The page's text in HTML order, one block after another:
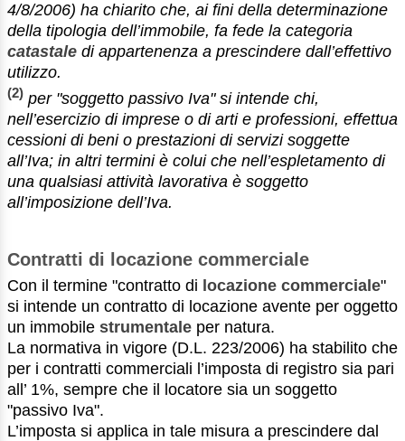
4/8/2006) ha chiarito che, ai fini della determinazione
della tipologia dell’immobile, fa fede la categoria
catastale di appartenenza a prescindere dall’effettivo
utilizzo.
(2) per "soggetto passivo Iva" si intende chi,
nell’esercizio di imprese o di arti e professioni, effettua
cessioni di beni o prestazioni di servizi soggette
all’Iva; in altri termini è colui che nell’espletamento di
una qualsiasi attività lavorativa è soggetto
all’imposizione dell’Iva.
Contratti di locazione commerciale
Con il termine "contratto di locazione commerciale"
si intende un contratto di locazione avente per oggetto
un immobile strumentale per natura.
La normativa in vigore (D.L. 223/2006) ha stabilito che
per i contratti commerciali l’imposta di registro sia pari
all’ 1%, sempre che il locatore sia un soggetto
"passivo Iva".
L’imposta si applica in tale misura a prescindere dal